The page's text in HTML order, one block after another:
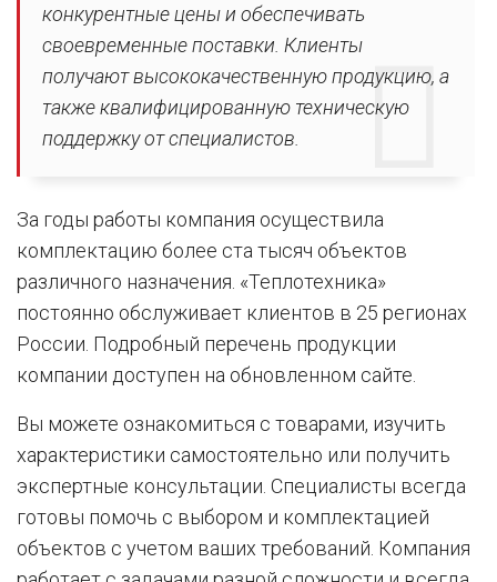
конкурентные цены и обеспечивать
своевременные поставки. Клиенты
получают высококачественную продукцию, а
также квалифицированную техническую
поддержку от специалистов.
За годы работы компания осуществила
комплектацию более ста тысяч объектов
различного назначения. «Теплотехника»
постоянно обслуживает клиентов в 25 регионах
России. Подробный перечень продукции
компании доступен на обновленном сайте.
Вы можете ознакомиться с товарами, изучить
характеристики самостоятельно или получить
экспертные консультации. Специалисты всегда
готовы помочь с выбором и комплектацией
объектов с учетом ваших требований. Компания